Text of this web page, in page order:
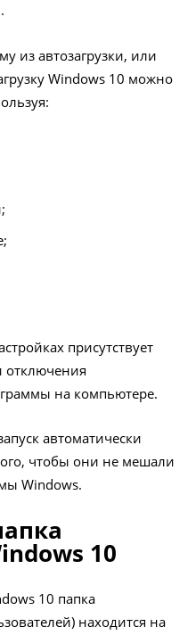
из автозагрузки, или
Windows 10 можно
присутствует
отключения
на компьютере.
автоматически
чтобы они не мешали
Windows.
10
10 папка
находится на